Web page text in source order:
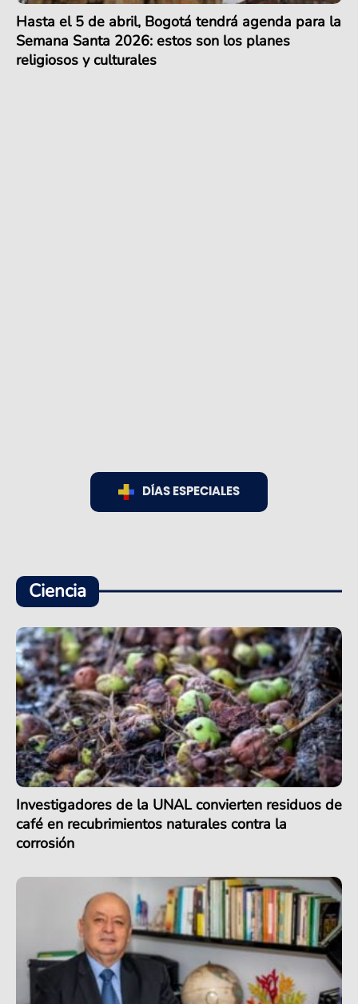
Hasta el 5 de abril, Bogotá tendrá agenda para la
Semana Santa 2026: estos son los planes
religiosos y culturales
DÍAS ESPECIALES
Ciencia
Investigadores de la UNAL convierten residuos de
café en recubrimientos naturales contra la
corrosión